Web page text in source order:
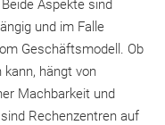
Aspekte sind
und im Falle
Geschäftsmodell. Ob
hängt von
Machbarkeit und
Rechenzentren auf